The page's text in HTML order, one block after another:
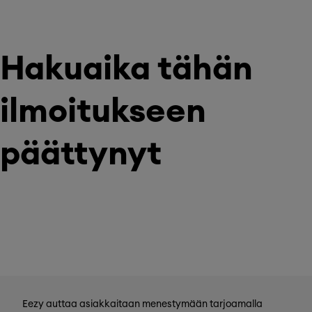
Hakuaika tähän
ilmoitukseen
päättynyt
Eezy auttaa asiakkaitaan menestymään tarjoamalla